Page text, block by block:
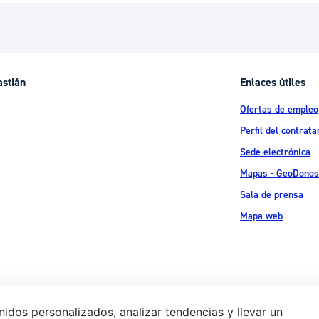
Enlaces útiles
Ofertas de empleo
Perfil del
Sede electrónica
Mapas -
Sala de prensa
Mapa web
personalizados, analizar tendencias y llevar un